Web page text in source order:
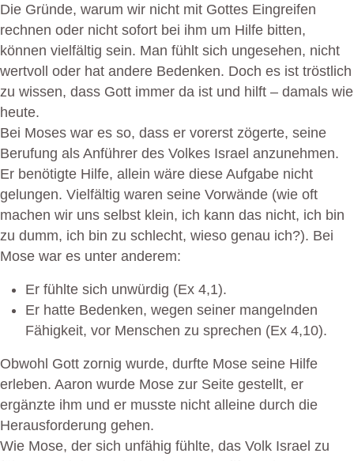
Die Gründe, warum wir nicht mit Gottes Eingreifen
rechnen oder nicht sofort bei ihm um Hilfe bitten,
können vielfältig sein. Man fühlt sich ungesehen, nicht
wertvoll oder hat andere Bedenken. Doch es ist tröstlich
zu wissen, dass Gott immer da ist und hilft – damals wie
heute.
Bei Moses war es so, dass er vorerst zögerte, seine
Berufung als Anführer des Volkes Israel anzunehmen.
Er benötigte Hilfe, allein wäre diese Aufgabe nicht
gelungen. Vielfältig waren seine Vorwände (wie oft
machen wir uns selbst klein, ich kann das nicht, ich bin
zu dumm, ich bin zu schlecht, wieso genau ich?). Bei
Mose war es unter anderem:
Er fühlte sich unwürdig (Ex 4,1).
Er hatte Bedenken, wegen seiner mangelnden
Fähigkeit, vor Menschen zu sprechen (Ex 4,10).
Obwohl Gott zornig wurde, durfte Mose seine Hilfe
erleben. Aaron wurde Mose zur Seite gestellt, er
ergänzte ihm und er musste nicht alleine durch die
Herausforderung gehen.
Wie Mose, der sich unfähig fühlte, das Volk Israel zu